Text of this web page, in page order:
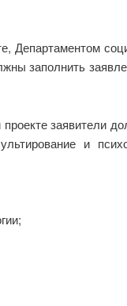
Департаментом
заполнить
заявители
и